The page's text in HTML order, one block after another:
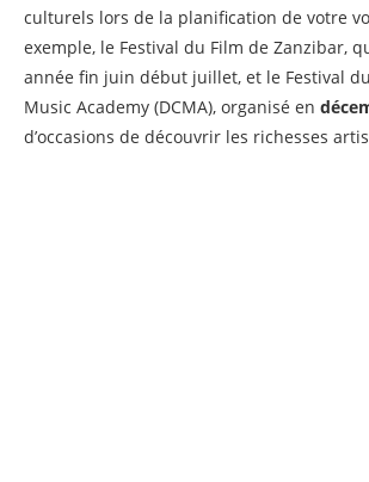
culturels lors de la planification de votre
exemple, le Festival du Film de Zanzibar,
année fin juin début juillet, et le Festival
Music Academy (DCMA), organisé en
d’occasions de découvrir les richesses